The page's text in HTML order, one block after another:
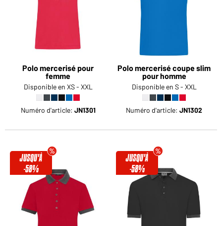
Polo mercerisé pour
femme
Disponible en XS - XXL
Numéro d'article: JN1301
Polo mercerisé coupe slim
pour homme
Disponible en S - XXL
Numéro d'article: JN1302
JUSQU'À
-58%
JUSQU'À
-58%